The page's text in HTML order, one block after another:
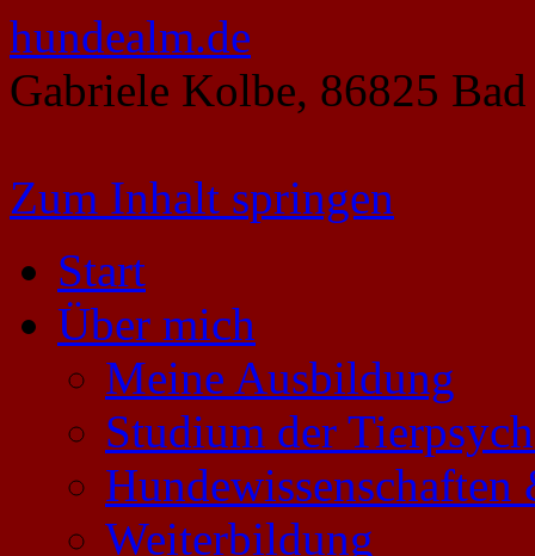
hundealm.de
Gabriele Kolbe, 86825
Zum Inhalt springen
Start
Über mich
Meine Ausbildung
Studium der
Weiterbildung